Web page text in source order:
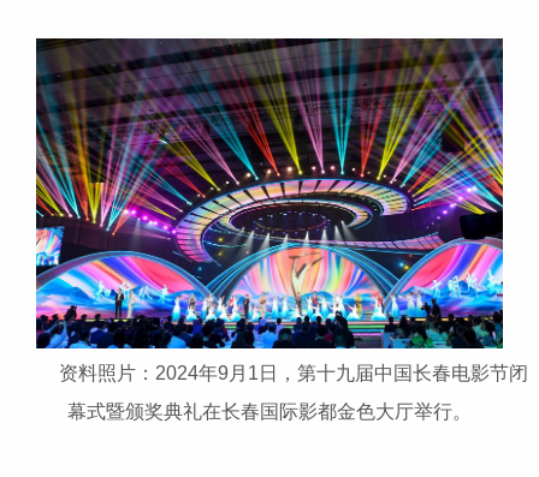
资料照片：2024年9月1日，第十九届中国长春电影节闭
幕式暨颁奖典礼在长春国际影都金色大厅举行。